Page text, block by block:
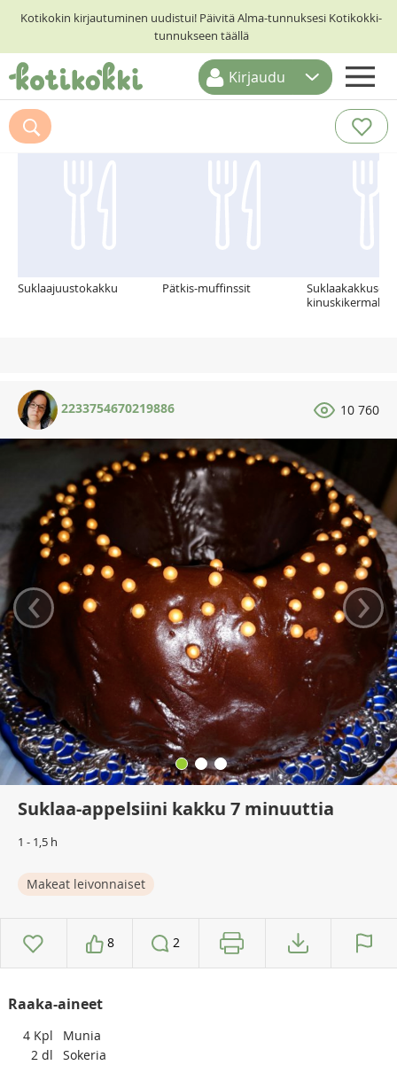
Kotikokin kirjautuminen uudistui! Päivitä Alma-tunnuksesi Kotikokki-
tunnukseen täällä
ETUSIVU
RESEPTIHAKU
Kirjaudu
Suosittelemme myös
Suklaajuustokakku Pätkis-muffinssit
Suklaakakkuset
kinuskikermalla
2233754670219886 10 760
‹ ›
Suklaa-appelsiini kakku 7 minuuttia
1 - 1,5 h
Makeat leivonnaiset
8 2
Raaka-aineet
4 Kpl
Munia
2 dl
Sokeria